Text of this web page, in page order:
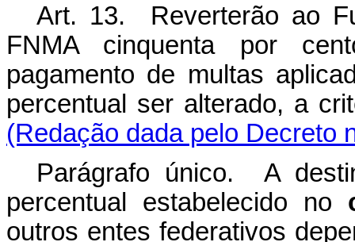
Art. 13. Reverterão ao
FNMA cinquenta por
pagamento de multas
percentual ser alterado, a
(Redação dada pelo Decreto
Parágrafo único. A
percentual estabelecido no
outros entes federativos